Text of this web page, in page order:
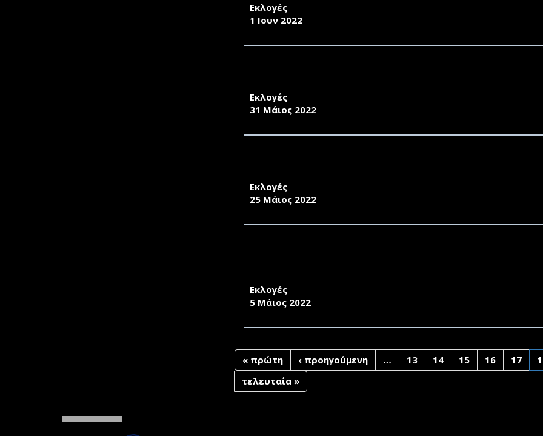
Εκλογές
1 Ιουν 2022
Εκλογές
31 Μάιος 2022
Εκλογές
25 Μάιος 2022
Εκλογές
5 Μάιος 2022
« πρώτη ‹ προηγούμενη … 13 14 15 16 17
τελευταία »